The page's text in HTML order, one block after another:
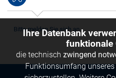
Bitte melden Sie sich an.
Ihre Datenbank
funktionale
die technisch zwingend
Funktionsumfang